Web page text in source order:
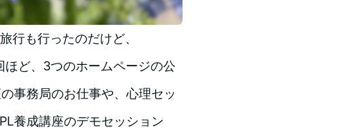
行も行ったのだけど、
ど、3つのホームページの公
事務局のお仕事や、心理セッ
養成講座のデモセッション